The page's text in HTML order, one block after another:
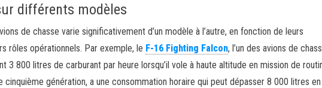
différents modèles
de chasse varie significativement d’un modèle à l’autre, en fonction de leurs
rôles opérationnels. Par exemple, le F-16 Fighting Falcon, l’un des avions de
3 800 litres de carburant par heure lorsqu’il vole à haute altitude en mission de
cinquième génération, a une consommation horaire qui peut dépasser 8 000 litres